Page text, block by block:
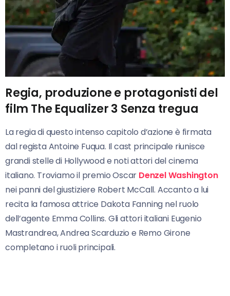
Regia, produzione e protagonisti del
film The Equalizer 3 Senza tregua
La regia di questo intenso capitolo d’azione è firmata
dal regista Antoine Fuqua. Il cast principale riunisce
grandi stelle di Hollywood e noti attori del cinema
italiano. Troviamo il premio Oscar Denzel Washington
nei panni del giustiziere Robert McCall. Accanto a lui
recita la famosa attrice Dakota Fanning nel ruolo
dell’agente Emma Collins. Gli attori italiani Eugenio
Mastrandrea, Andrea Scarduzio e Remo Girone
completano i ruoli principali.